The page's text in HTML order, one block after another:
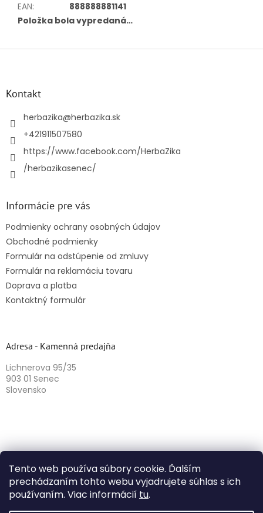
Tento web používa súbory cookie. Ďalším
prechádzaním tohto webu vyjadrujete súhlas s ich
používaním. Viac informácií tu.
EAN:
888888881141
Položka bola vypredaná…
Kontakt
herbazika@herbazika.sk
+421911507580
https://www.facebook.com/HerbaZika
/herbazikasenec/
Informácie pre vás
Podmienky ochrany osobných údajov
Obchodné podmienky
Formulár na odstúpenie od zmluvy
Formulár na reklamáciu tovaru
Doprava a platba
Kontaktný formulár
Adresa - Kamenná predajňa
Lichnerova 95/35
903 01 Senec
Slovensko